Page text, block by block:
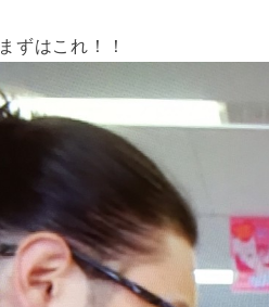
まずはこれ！！